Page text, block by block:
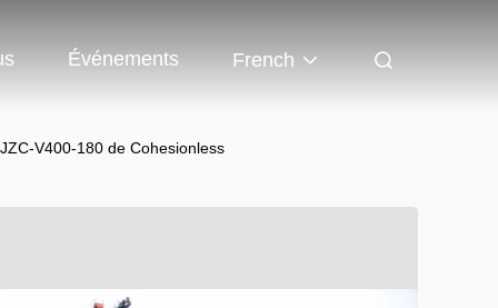
Événements French
V400-180 de Cohesionless